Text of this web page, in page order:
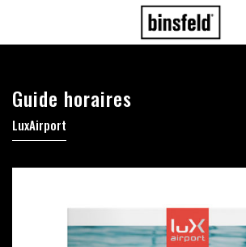
Guide horaires
LuxAirport